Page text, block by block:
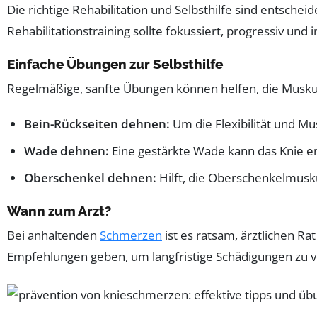
Die richtige Rehabilitation und Selbsthilfe sind
Rehabilitationstraining sollte fokussiert, progressiv und
Einfache Übungen zur Selbsthilfe
Regelmäßige, sanfte Übungen können helfen, die
Bein-Rückseiten dehnen: Um die Flexibilität und
Wade dehnen: Eine gestärkte Wade kann das Knie
Oberschenkel dehnen: Hilft, die
Wann zum Arzt?
Bei anhaltenden Schmerzen ist es ratsam, ärztlichen
Empfehlungen geben, um langfristige Schädigungen